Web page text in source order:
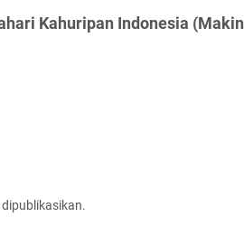
Kahuripan Indonesia (Makin